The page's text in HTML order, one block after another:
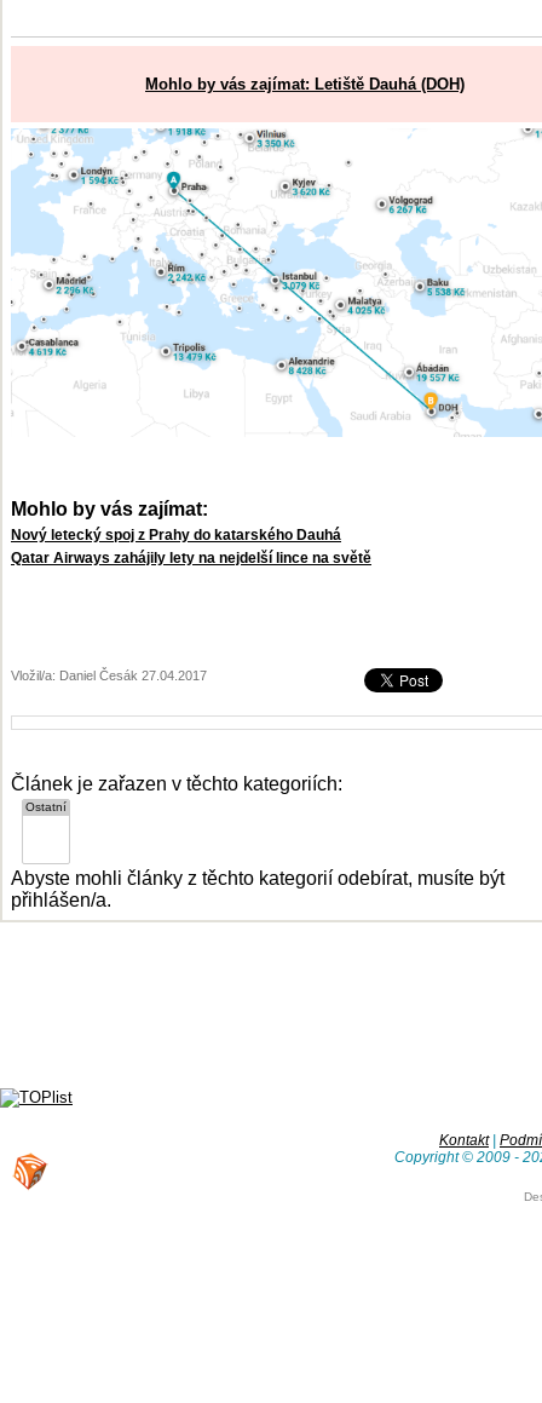
Mohlo by vás zajímat: Letiště Dauhá (DOH)
Mohlo by vás zajímat:
Nový letecký spoj z Prahy do katarského Dauhá
Qatar Airways zahájily lety na nejdelší lince na světě
Vložil/a: Daniel Česák 27.04.2017
Článek je zařazen v těchto kategoriích:
Abyste mohli články z těchto kategorií odebírat, musíte být
přihlášen/a.
Kontakt|
Copyright © 2009 -